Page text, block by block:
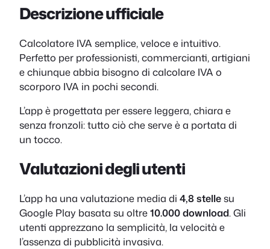
Descrizione ufficiale
Calcolatore IVA semplice, veloce e intuitivo.
Perfetto per professionisti, commercianti, artigiani
e chiunque abbia bisogno di calcolare IVA o
scorporo IVA in pochi secondi.
L’app è progettata per essere leggera, chiara e
senza fronzoli: tutto ciò che serve è a portata di
un tocco.
Valutazioni degli utenti
L’app ha una valutazione media di 4,8 stellesu
Google Play basata su oltre10.000 download. Gli
utenti apprezzano la semplicità, la velocità e
l’assenza di pubblicità invasiva.